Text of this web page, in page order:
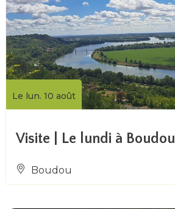
Le lun. 10 août
Visite | Le lundi à Boudou
Boudou